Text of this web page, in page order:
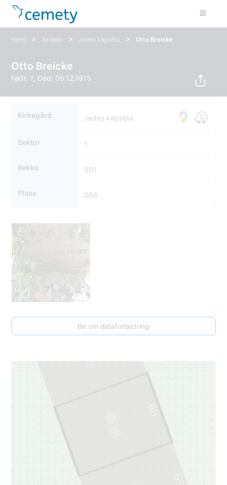
Hjem > Avdøde > Jedes kapsēta > Otto Breicke
Otto Breicke
Født: ?, Død: 06.12.1915
Kirkegård Jedes kapsēta
Sektor 1
Rekke 001
Plass 066
Be om dataforbedring
66
67